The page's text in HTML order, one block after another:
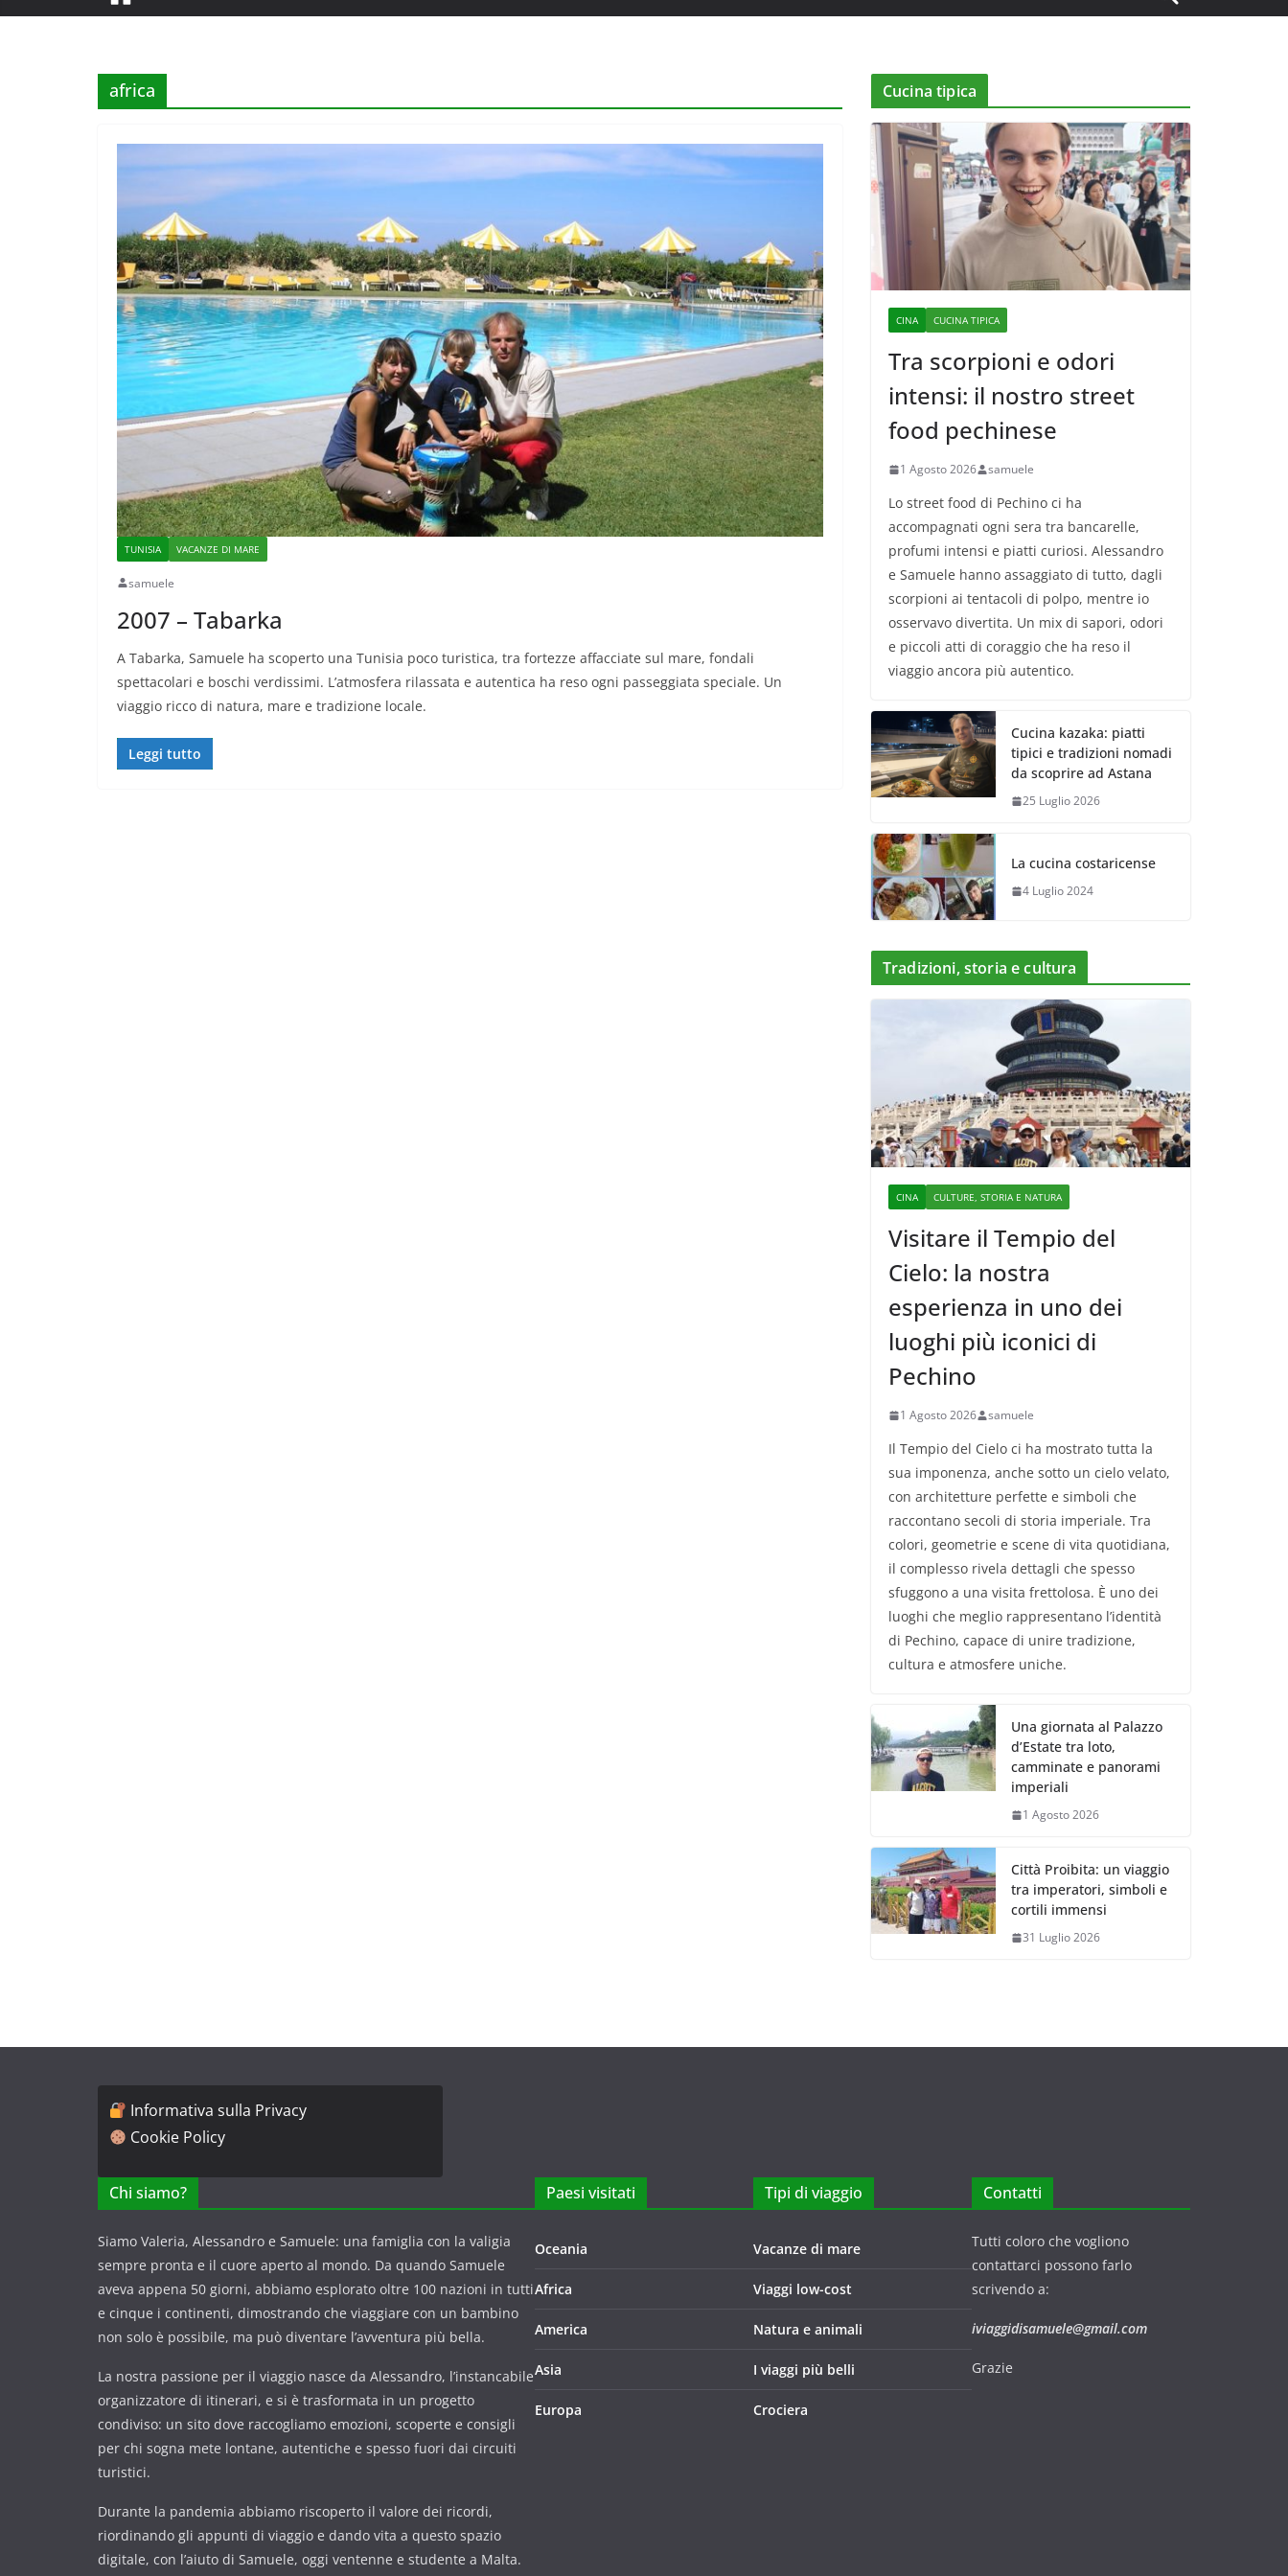
africa
TUNISIA VACANZE DI MARE
samuele
2007 – Tabarka
A Tabarka, Samuele ha scoperto una Tunisia poco turistica, tra fortezze affacciate sul mare, fondali
spettacolari e boschi verdissimi. L’atmosfera rilassata e autentica ha reso ogni passeggiata speciale. Un
viaggio ricco di natura, mare e tradizione locale.
Leggi tutto
Cucina tipica
CINA CUCINA TIPICA
Tra scorpioni e odori
intensi: il nostro street
food pechinese
1 Agosto 2026 samuele
Lo street food di Pechino ci ha
accompagnati ogni sera tra bancarelle,
profumi intensi e piatti curiosi. Alessandro
e Samuele hanno assaggiato di tutto, dagli
scorpioni ai tentacoli di polpo, mentre io
osservavo divertita. Un mix di sapori, odori
e piccoli atti di coraggio che ha reso il
viaggio ancora più autentico.
Cucina kazaka: piatti
tipici e tradizioni nomadi
da scoprire ad Astana
25 Luglio 2026
La cucina costaricense
4 Luglio 2024
Tradizioni, storia e cultura
CINA CULTURE, STORIA E NATURA
Visitare il Tempio del
Cielo: la nostra
esperienza in uno dei
luoghi più iconici di
Pechino
1 Agosto 2026 samuele
Il Tempio del Cielo ci ha mostrato tutta la
sua imponenza, anche sotto un cielo velato,
con architetture perfette e simboli che
raccontano secoli di storia imperiale. Tra
colori, geometrie e scene di vita quotidiana,
il complesso rivela dettagli che spesso
sfuggono a una visita frettolosa. È uno dei
luoghi che meglio rappresentano l’identità
di Pechino, capace di unire tradizione,
cultura e atmosfere uniche.
Una giornata al Palazzo
d’Estate tra loto,
camminate e panorami
imperiali
1 Agosto 2026
Città Proibita: un viaggio
tra imperatori, simboli e
cortili immensi
31 Luglio 2026
Informativa sulla Privacy
Cookie Policy
Chi siamo?
Siamo Valeria, Alessandro e Samuele: una famiglia con la valigia
sempre pronta e il cuore aperto al mondo. Da quando Samuele
aveva appena 50 giorni, abbiamo esplorato oltre 100 nazioni in tutti
e cinque i continenti, dimostrando che viaggiare con un bambino
non solo è possibile, ma può diventare l’avventura più bella.
La nostra passione per il viaggio nasce da Alessandro, l’instancabile
organizzatore di itinerari, e si è trasformata in un progetto
condiviso: un sito dove raccogliamo emozioni, scoperte e consigli
per chi sogna mete lontane, autentiche e spesso fuori dai circuiti
turistici.
Durante la pandemia abbiamo riscoperto il valore dei ricordi,
riordinando gli appunti di viaggio e dando vita a questo spazio
digitale, con l’aiuto di Samuele, oggi ventenne e studente a Malta.
Paesi visitati
Oceania
Africa
America
Asia
Europa
Tipi di viaggio
Vacanze di mare
Viaggi low-cost
Natura e animali
I viaggi più belli
Crociera
Contatti
Tutti coloro che vogliono
contattarci possono farlo
scrivendo a:
iviaggidisamuele@gmail.com
Grazie